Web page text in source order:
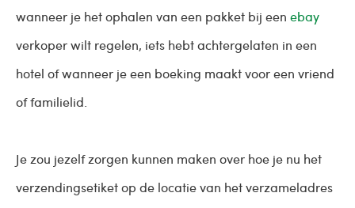
wanneer je het ophalen van een pakket bij een ebay
verkoper wilt regelen, iets hebt achtergelaten in een
hotel of wanneer je een boeking maakt voor een vriend
of familielid.
Je zou jezelf zorgen kunnen maken over hoe je nu het
verzendingsetiket op de locatie van het verzameladres